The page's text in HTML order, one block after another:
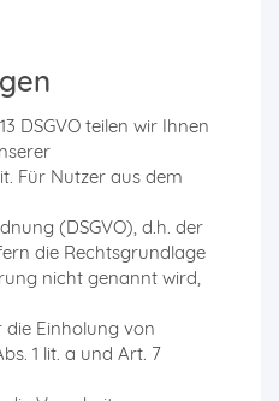
DSGVO teilen wir Ihnen
Für Nutzer aus dem
(DSGVO), d.h. der
die Rechtsgrundlage
nicht genannt wird,
Einholung von
1 lit. a und Art. 7